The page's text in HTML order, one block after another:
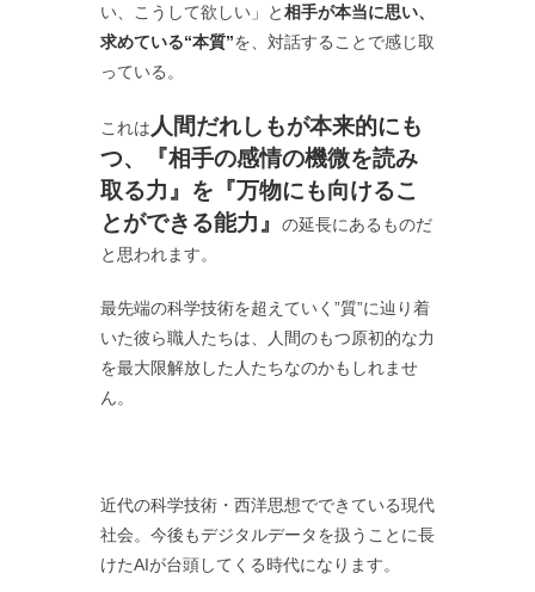
い、こうして欲しい」と相手が本当に思い、
求めている“本質”を、対話することで感じ取
っている。
これは 人間だれしもが本来的にも
つ、
『相手の感情の機微を読み
取る力』を『万物にも向けるこ
とができる能力』
の延長にあるものだ
と思われます。
最先端の科学技術を超えていく”質”に辿り着
いた彼ら職人たちは、人間のもつ原初的な力
を最大限解放した人たちなのかもしれませ
ん。
近代の科学技術・西洋思想でできている現代
社会。今後もデジタルデータを扱うことに長
けたAIが台頭してくる時代になります。